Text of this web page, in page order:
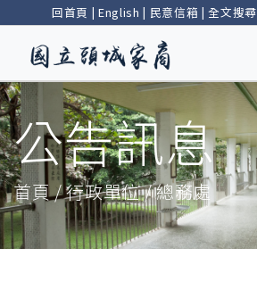
回首頁 | English | 民意信箱 |全文搜尋
公告訊息
首頁 / 行政單位 / 總務處